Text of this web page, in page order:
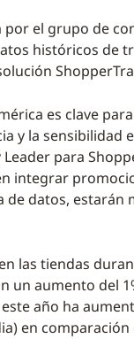
el grupo de
históricos de
es clave
y la sensibilidad
para
integrar
de datos, estarán
las tiendas
un aumento del
año ha
en comparación